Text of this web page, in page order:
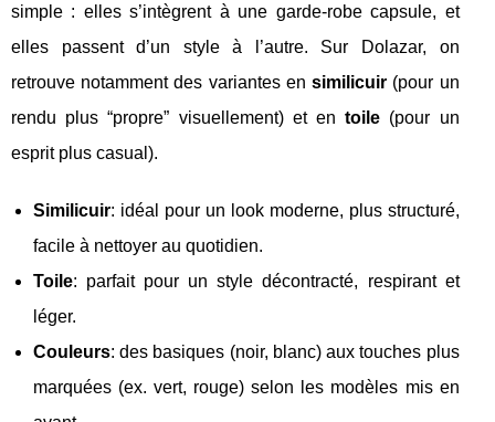
simple : elles s’intègrent à une garde-robe capsule, et
elles passent d’un style à l’autre. Sur Dolazar, on
retrouve notamment des variantes ensimilicuir (pour un
rendu plus “propre” visuellement) et entoile (pour un
esprit plus casual).
Similicuir: idéal pour un look moderne, plus structuré,
facile à nettoyer au quotidien.
Toile: parfait pour un style décontracté, respirant et
léger.
Couleurs: des basiques (noir, blanc) aux touches plus
marquées (ex. vert, rouge) selon les modèles mis en